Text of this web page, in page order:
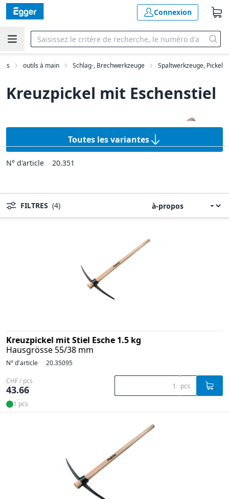
Connexion
outils à main Schlag-, Brechwerkzeuge Spaltwerkzeuge, Pickel
Kreuzpickel mit Eschenstiel
Toutes les variantes
N° d'article 20.351
FILTRES (4)
Kreuzpickel mit Stiel Esche 1.5 kg
Hausgrösse 55/38 mm
N° d'article 20.35095
CHF / pcs
43.66 pcs
1 pcs